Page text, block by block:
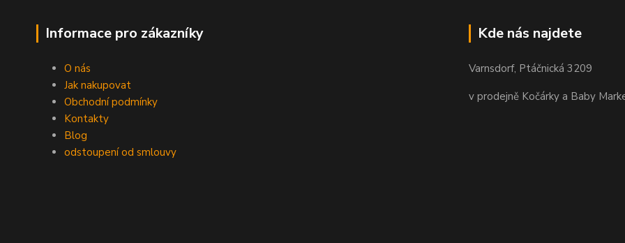
Informace pro zákazníky
O nás
Jak nakupovat
Obchodní podmínky
Kontakty
Blog
odstoupení od smlouvy
Kde nás najdete
Varnsdorf, Ptáčnická 3209
v prodejně Kočárky a Baby